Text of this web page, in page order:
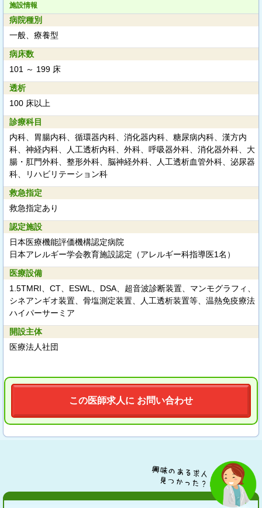
施設情報
病院種別
一般、療養型
病床数
101 ～ 199 床
透析
100 床以上
診療科目
内科、胃腸内科、循環器内科、消化器内科、糖尿病内科、漢方内
科、神経内科、人工透析内科、外科、呼吸器外科、消化器外科、大
腸・肛門外科、整形外科、脳神経外科、人工透析血管外科、泌尿器
科、リハビリテーション科
救急指定
救急指定あり
認定施設
日本医療機能評価機構認定病院
日本アレルギー学会教育施設認定（アレルギー科指導医1名）
医療設備
1.5TMRI、CT、ESWL、DSA、超音波診断装置、マンモグラフィ、
シネアンギオ装置、骨塩測定装置、人工透析装置等、温熱免疫療法
ハイパーサーミア
開設主体
医療法人社団
この医師求人に お問い合わせ